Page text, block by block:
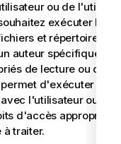
ou de
exécuter le
et répertoires
auteur spécifique
de lecture ou
d'exécuter le
l'utilisateur ou
d'accès appropriés
à traiter.